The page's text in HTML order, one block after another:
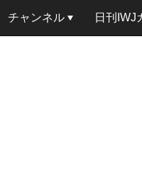
チャンネル 日刊IWJ